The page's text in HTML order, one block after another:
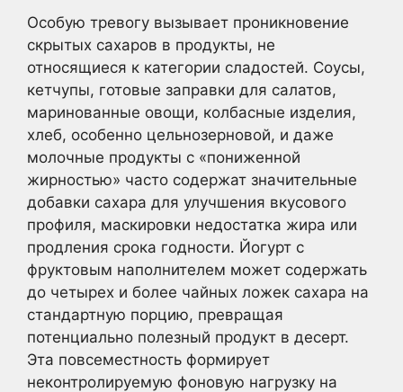
Особую тревогу вызывает проникновение
скрытых сахаров в продукты, не
относящиеся к категории сладостей. Соусы,
кетчупы, готовые заправки для салатов,
маринованные овощи, колбасные изделия,
хлеб, особенно цельнозерновой, и даже
молочные продукты с «пониженной
жирностью» часто содержат значительные
добавки сахара для улучшения вкусового
профиля, маскировки недостатка жира или
продления срока годности. Йогурт с
фруктовым наполнителем может содержать
до четырех и более чайных ложек сахара на
стандартную порцию, превращая
потенциально полезный продукт в десерт.
Эта повсеместность формирует
неконтролируемую фоновую нагрузку на